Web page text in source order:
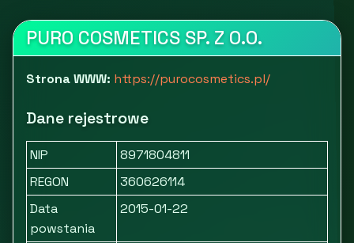
PURO COSMETICS SP. Z O.O.
Strona WWW: https://purocosmetics.pl/
Dane rejestrowe
NIP
8971804811
REGON
360626114
Data
powstania
2015-01-22